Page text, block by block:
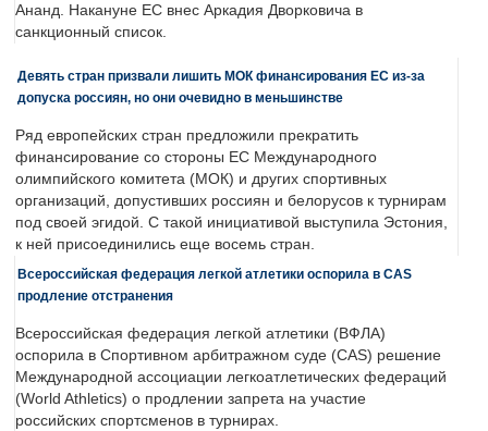
Ананд. Накануне ЕС внес Аркадия Дворковича в
санкционный список.
Девять стран призвали лишить МОК финансирования ЕС из-за
допуска россиян, но они очевидно в меньшинстве
Ряд европейских стран предложили прекратить
финансирование со стороны ЕС Международного
олимпийского комитета (МОК) и других спортивных
организаций, допустивших россиян и белорусов к турнирам
под своей эгидой. С такой инициативой выступила Эстония,
к ней присоединились еще восемь стран.
Всероссийская федерация легкой атлетики оспорила в CAS
продление отстранения
Всероссийская федерация легкой атлетики (ВФЛА)
оспорила в Спортивном арбитражном суде (CAS) решение
Международной ассоциации легкоатлетических федераций
(World Athletics) о продлении запрета на участие
российских спортсменов в турнирах.